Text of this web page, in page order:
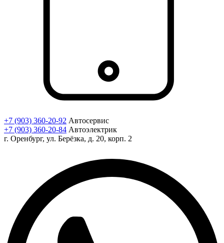
+7 (903) 360-20-92 Автосервис
+7 (903) 360-20-84 Автоэлектрик
г. Оренбург, ул. Берёзка, д. 20, корп. 2